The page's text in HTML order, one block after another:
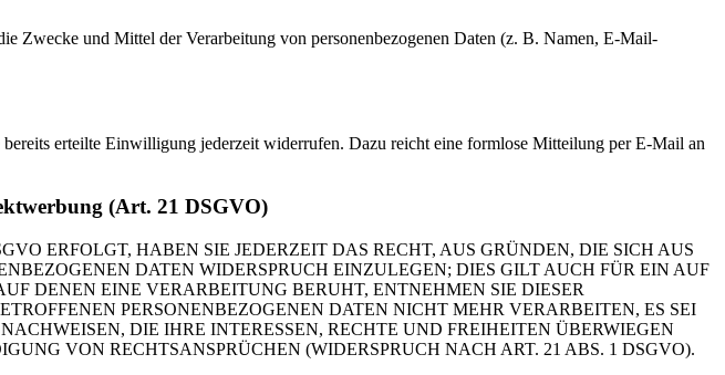
Zwecke und Mittel der Verarbeitung von personenbezogenen Daten (z. B. Namen, E-Mail-
erteilte Einwilligung jederzeit widerrufen. Dazu reicht eine formlose Mitteilung per E-Mail an
(Art. 21 DSGVO)
ERFOLGT, HABEN SIE JEDERZEIT DAS RECHT, AUS GRÜNDEN, DIE SICH AUS
DATEN WIDERSPRUCH EINZULEGEN; DIES GILT AUCH FÜR EIN AUF
DENEN EINE VERARBEITUNG BERUHT, ENTNEHMEN SIE DIESER
PERSONENBEZOGENEN DATEN NICHT MEHR VERARBEITEN, ES SEI
DIE IHRE INTERESSEN, RECHTE UND FREIHEITEN ÜBERWIEGEN
VON RECHTSANSPRÜCHEN (WIDERSPRUCH NACH ART. 21 ABS. 1 DSGVO).